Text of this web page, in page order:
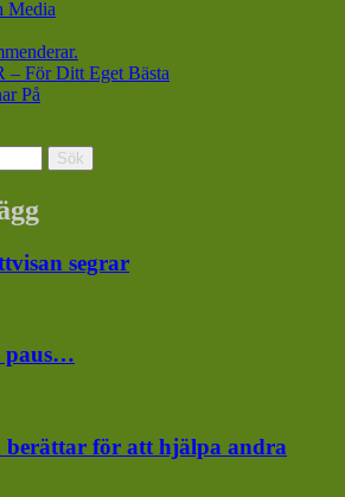
Media
För Ditt Eget Bästa
På
segrar
paus…
berättar för att hjälpa andra